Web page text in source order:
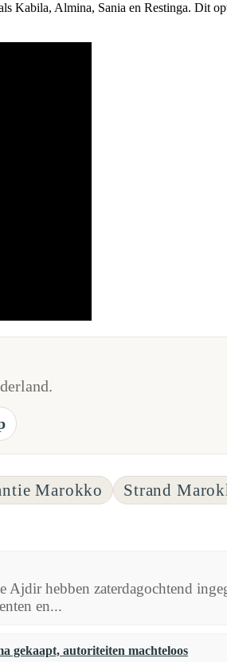
Kabila, Almina, Sania en Restinga. Dit
Marokko Strand
Ajdir hebben zaterdagochtend
en...
gekaapt, autoriteiten machteloos